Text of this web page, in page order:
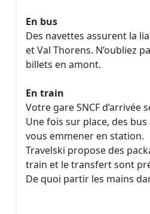
En bus
Des navettes assurent la
et Val Thorens. N’oubliez
billets en amont.
En train
Votre gare SNCF d’arrivée
Une fois sur place, des
vous emmener en station.
Travelski propose des
train et le transfert sont
De quoi partir les mains